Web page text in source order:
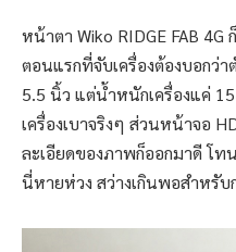
หน้าตา Wiko RIDGE FAB
ตอนแรกที่จับเครื่องต้องบอกว่า
5.5 นิ้ว แต่น้ำหนักเครื่องแค่
เครื่องเบาจริงๆ ส่วนหน้าจอ
ละเอียดของภาพก็ออกมาดี โท
นี่หายห่วง สว่างเกินพอสำหรับ